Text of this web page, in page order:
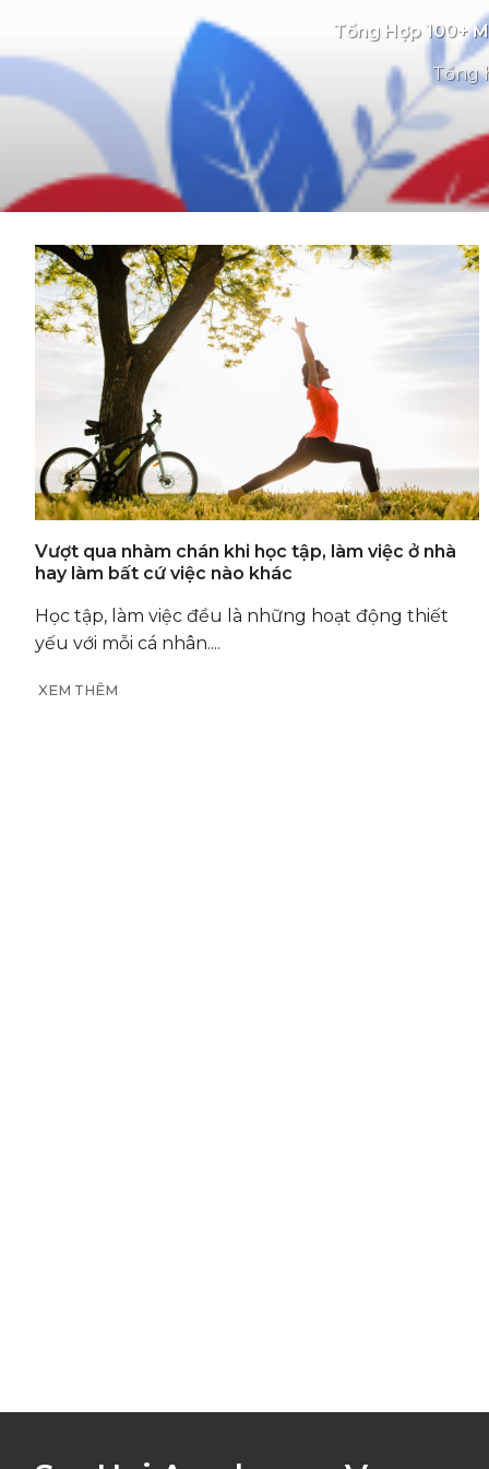
Tổng Hợp 100+
Tổng
Vượt qua nhàm chán khi học tập, làm việc ở nhà
hay làm bất cứ việc nào khác
Học tập, làm việc đều là những hoạt động thiết
yếu với mỗi cá nhân....
XEM THÊM